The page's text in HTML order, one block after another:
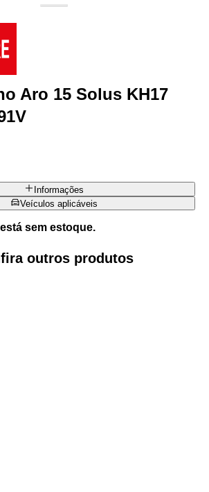
Aro 15 Solus KH17
Informações
Veículos aplicáveis
sem estoque.
outros produtos